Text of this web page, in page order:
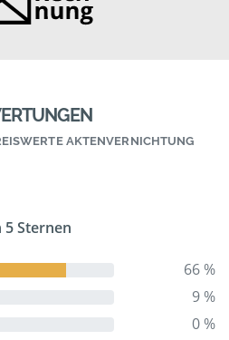
AKTENVERNICHTUNG
5 Sternen
66 %
9 %
0 %